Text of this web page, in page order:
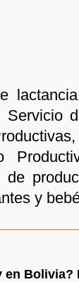
y
en Bolivia?